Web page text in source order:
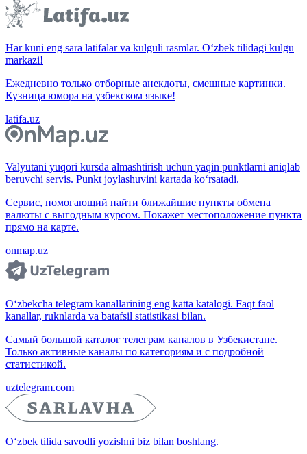
Har kuni eng sara latifalar va kulguli rasmlar. O‘zbek tilidagi kulgu
markazi!
Ежедневно только отборные анекдоты, смешные картинки.
Кузница юмора на узбекском языке!
latifa.uz
Valyutani yuqori kursda almashtirish uchun yaqin punktlarni aniqlab
beruvchi servis. Punkt joylashuvini kartada ko‘rsatadi.
Сервис, помогающий найти ближайшие пункты обмена
валюты с выгодным курсом. Покажет местоположение пункта
прямо на карте.
onmap.uz
O‘zbekcha telegram kanallarining eng katta katalogi. Faqt faol
kanallar, ruknlarda va batafsil statistikasi bilan.
Самый большой каталог телеграм каналов в Узбекистане.
Только активные каналы по категориям и с подробной
статистикой.
uztelegram.com
O‘zbek tilida savodli yozishni biz bilan boshlang.